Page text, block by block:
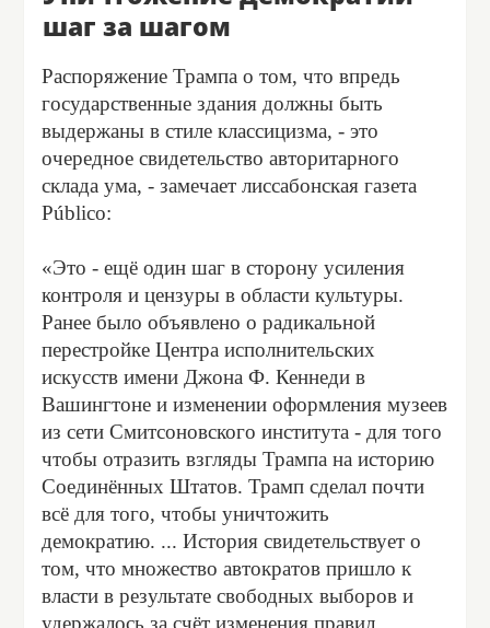
шаг за шагом
Распоряжение Трампа о том, что впредь
государственные здания должны быть
выдержаны в стиле классицизма, - это
очередное свидетельство авторитарного
склада ума, - замечает лиссабонская газета
Público:
«Это - ещё один шаг в сторону усиления
контроля и цензуры в области культуры.
Ранее было объявлено о радикальной
перестройке Центра исполнительских
искусств имени Джона Ф. Кеннеди в
Вашингтоне и изменении оформления музеев
из сети Смитсоновского института - для того
чтобы отразить взгляды Трампа на историю
Соединённых Штатов. Трамп сделал почти
всё для того, чтобы уничтожить
демократию. ... История свидетельствует о
том, что множество автократов пришло к
власти в результате свободных выборов и
удержалось за счёт изменения правил